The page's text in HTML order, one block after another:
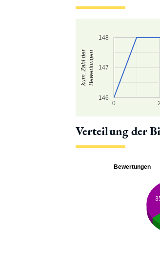
0 2
146
147
148
kum. Zahl derBewertungen
Verteilung der
Bewertungen